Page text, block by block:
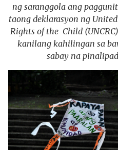
ng saranggola ang
taong deklarasyon ng
Rights of the Child
kanilang kahilingan sa
sabay na